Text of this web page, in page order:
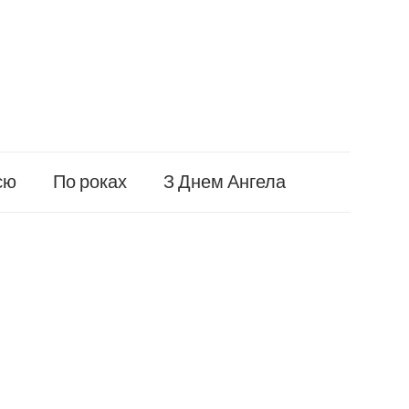
По роках З Днем Ангела